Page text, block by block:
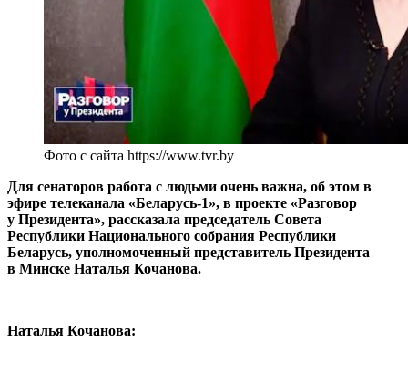
Фото с сайта https://www.tvr.by
Для сенаторов работа с людьми очень важна, об этом в
эфире телеканала «Беларусь-1», в проекте «Разговор
у Президента», рассказала председатель Совета
Республики Национального собрания Республики
Беларусь, уполномоченный представитель Президента
в Минске Наталья Кочанова.
Наталья Кочанова: